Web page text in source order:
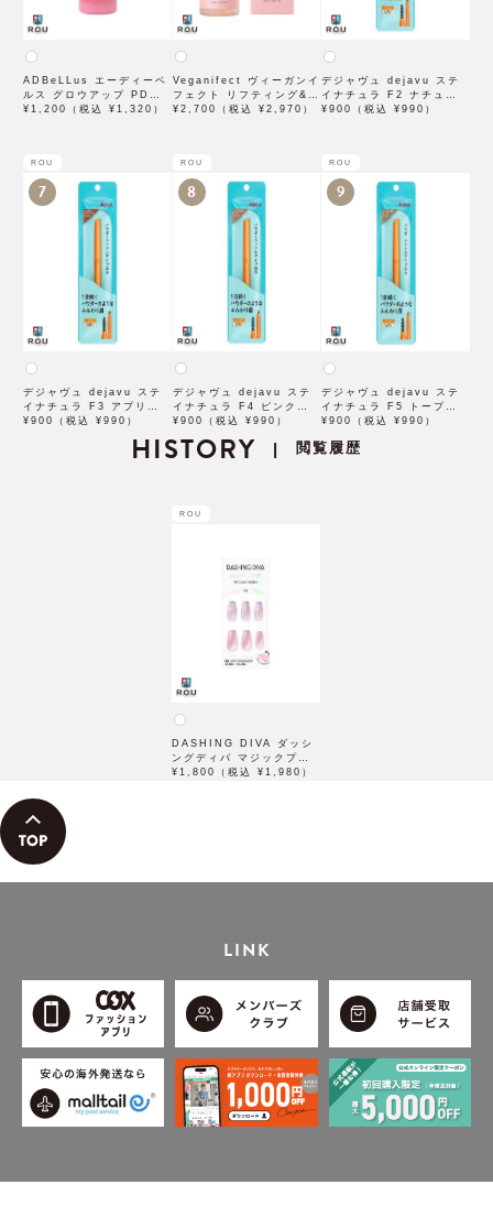
ADBeLLus エーディーベ
ルス グロウアップ PDRN
ローション 500mL
¥1,200（税込 ¥1,320）
Veganifect ヴィーガンイ
フェクト リフティング&バ
ランシング フィグチェス
¥2,700（税込 ¥2,970）
デジャヴュ dejavu ステ
イナチュラ F2 ナチュラル
ブラウン【アイブロウ】
¥900（税込 ¥990）
ROU
7
デジャヴュ dejavu ステ
イナチュラ F3 アプリコッ
トブラウン【アイブロウ】
¥900（税込 ¥990）
ROU
8
デジャヴュ dejavu ステ
イナチュラ F4 ピンクベー
ジュ【アイブロウ】【イミ
¥900（税込 ¥990）
ROU
9
デジャヴュ dejavu ステ
イナチュラ F5 トープベー
ジュ【アイブロウ】【イミ
¥900（税込 ¥990）
HISTORY | 閲覧履歴
ROU
DASHING DIVA ダッシ
ングディバ マジックプレ
ス Glass Pink
¥1,800（税込 ¥1,980）
LINK